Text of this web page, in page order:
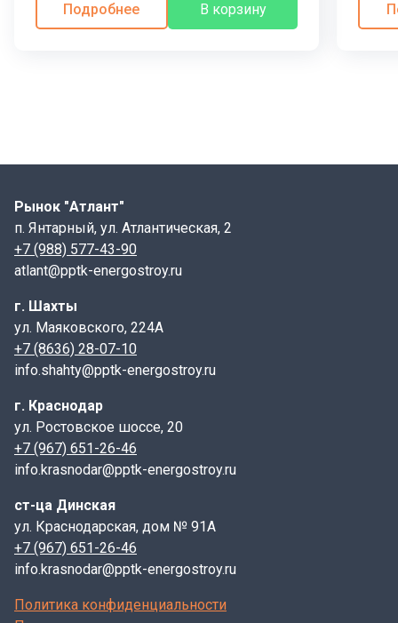
Подробнее В корзину
Рынок "Атлант"
п. Янтарный, ул. Атлантическая, 2
+7 (988) 577-43-90
atlant@pptk-energostroy.ru
г. Шахты
ул. Маяковского, 224А
+7 (8636) 28-07-10
info.shahty@pptk-energostroy.ru
г. Краснодар
ул. Ростовское шоссе, 20
+7 (967) 651-26-46
info.krasnodar@pptk-energostroy.ru
ст-ца Динская
ул. Краснодарская, дом № 91А
+7 (967) 651-26-46
info.krasnodar@pptk-energostroy.ru
Политика конфиденциальности